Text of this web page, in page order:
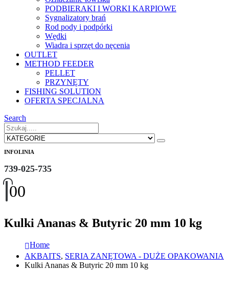
PODBIERAKI I WORKI KARPIOWE
Sygnalizatory brań
Rod pody i podpórki
Wędki
Wiadra i sprzęt do nęcenia
OUTLET
METHOD FEEDER
PELLET
PRZYNĘTY
FISHING SOLUTION
OFERTA SPECJALNA
Search
INFOLINIA
739-025-735
00
Kulki Ananas & Butyric 20 mm 10 kg
Home
AKBAITS, SERIA ZANĘTOWA - DUŻE OPAKOWANIA
Kulki Ananas & Butyric 20 mm 10 kg